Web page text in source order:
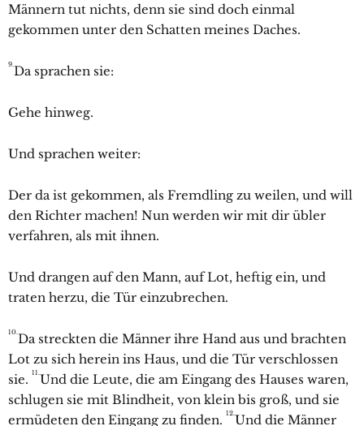
Männern tut nichts, denn sie sind doch einmal
gekommen unter den Schatten meines Daches.
9.Da sprachen sie:
Gehe hinweg.
Und sprachen weiter:
Der da ist gekommen, als Fremdling zu weilen, und will
den Richter machen! Nun werden wir mit dir übler
verfahren, als mit ihnen.
Und drangen auf den Mann, auf Lot, heftig ein, und
traten herzu, die Tür einzubrechen.
10.Da streckten die Männer ihre Hand aus und brachten
Lot zu sich herein ins Haus, und die Tür verschlossen
sie. 11.Und die Leute, die am Eingang des Hauses waren,
schlugen sie mit Blindheit, von klein bis groß, und sie
ermüdeten den Eingang zu finden. 12.Und die Männer